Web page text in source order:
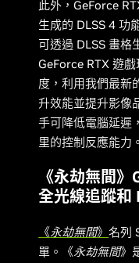
此外，GeForce
生成的 DLSS 4 功
可透過 DLSS 畫格
GeForce RTX 遊
度，利用我們最新
升效能並提升影像
手可降低電腦延遲
里的控制反應能力。
《永劫無間
全光線追蹤和
《永劫無間》名列
單。《永劫無間》